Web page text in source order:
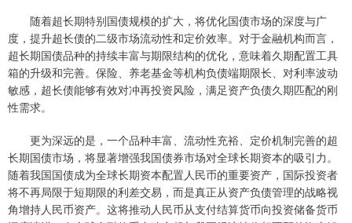
随着超长期特别国债规模的扩大，将优化国债市场的深度与广
度，提升超长债的二级市场流动性和定价效率。对于金融机构而言，
超长期国债品种的持续丰富与期限结构的优化，意味着久期配置工具
箱的升级和完善。保险、养老基金等机构负债端期限长、对利率波动
敏感，超长债能够有效对冲再投资风险，满足资产负债久期匹配的刚
性需求。
更为深远的是，一个品种丰富、流动性充裕、定价机制完善的超
长期国债市场，将显著增强我国债券市场对全球长期资本的吸引力。
随着我国国债成为全球长期资本配置人民币的重要资产，国际投资者
将不再局限于短期限的利差交易，而是真正从资产负债管理的战略视
角增持人民币资产。这将推动人民币从支付结算货币向投资储备货币